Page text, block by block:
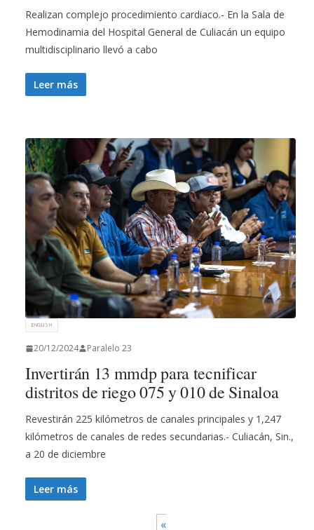
Realizan complejo procedimiento cardiaco.- En la Sala de
Hemodinamia del Hospital General de Culiacán un equipo
multidisciplinario llevó a cabo
Leer más
ENGLISH
20/12/2024 Paralelo 23
Invertirán 13 mmdp para tecnificar
distritos de riego 075 y 010 de Sinaloa
Revestirán 225 kilómetros de canales principales y 1,247
kilómetros de canales de redes secundarias.- Culiacán, Sin.,
a 20 de diciembre
Leer más
«